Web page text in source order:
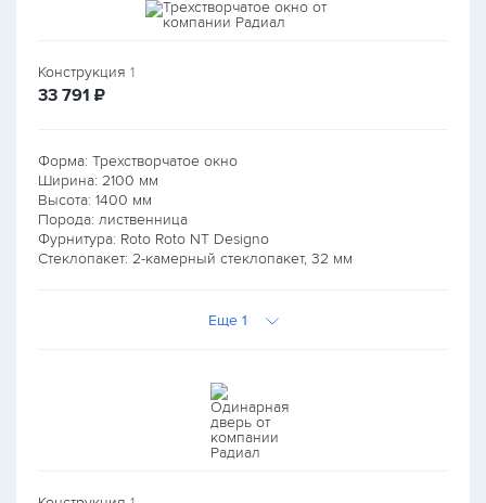
Конструкция 1
33 791 руб.
₽
Форма: Трехстворчатое окно
Ширина: 2100 мм
Высота: 1400 мм
Порода: лиственница
Фурнитура: Roto Roto NT Designo
Стеклопакет: 2-камерный стеклопакет, 32 мм
Еще 1